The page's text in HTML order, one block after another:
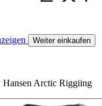
Weiter einkaufen
Arctic Riggiing